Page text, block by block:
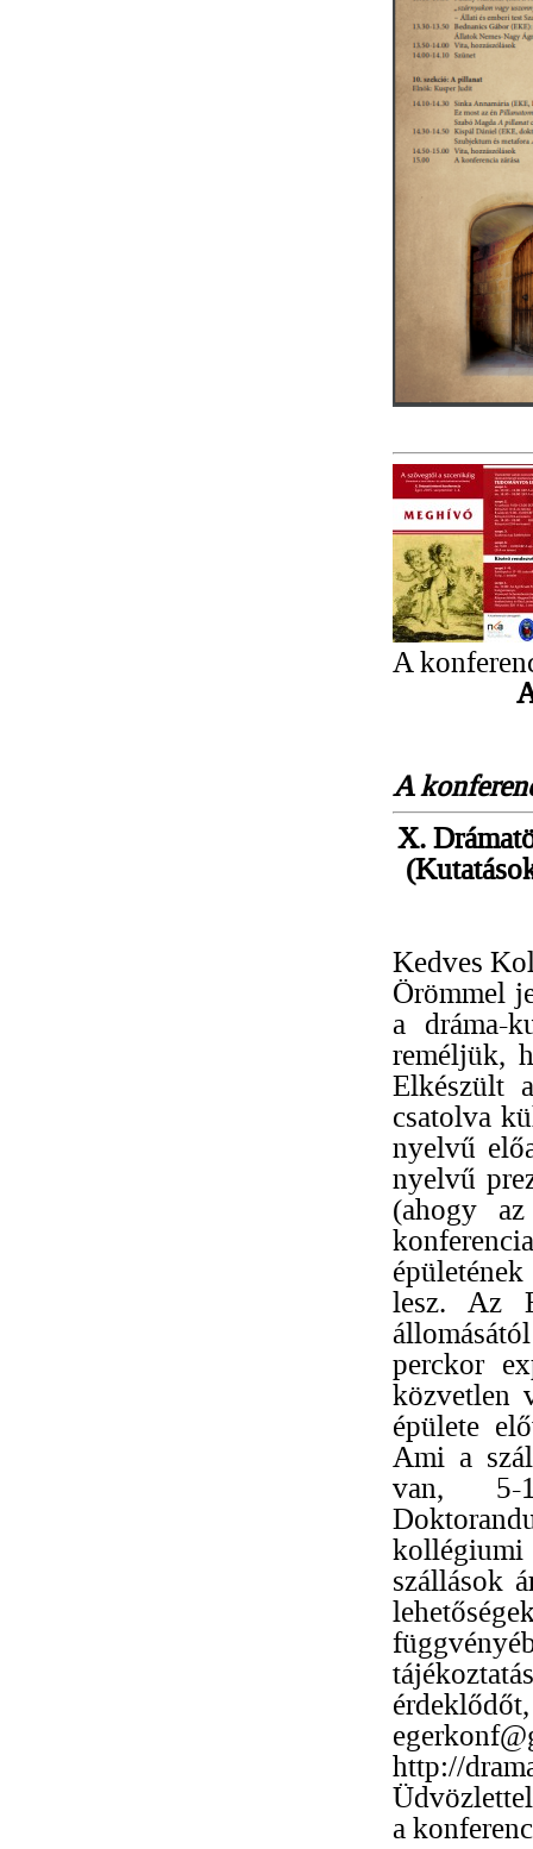
A
A
X.
Kedves
Örömmel
a dráma-
reméljük,
Elkészült
csatolva
nyelvű
nyelvű
(ahogy
lesz. Az
perckor
közvetlen
épülete
Ami a
van, 5-
szállások
http://
a